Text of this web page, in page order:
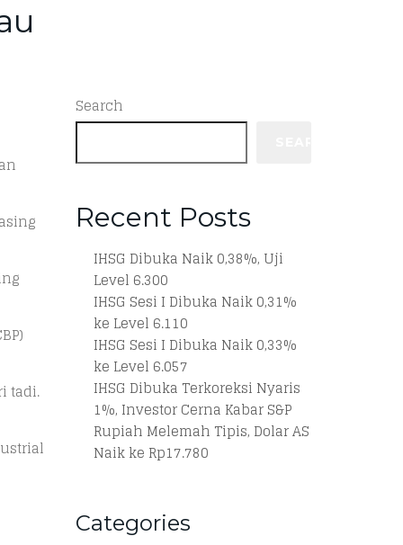
tadi.
Search
Recent Posts
IHSG Dibuka Naik 0,38%, Uji
Level 6.300
IHSG Sesi I Dibuka Naik 0,31%
ke Level 6.110
IHSG Sesi I Dibuka Naik 0,33%
ke Level 6.057
IHSG Dibuka Terkoreksi Nyaris
1%, Investor Cerna Kabar S&P
Rupiah Melemah Tipis, Dolar AS
Naik ke Rp17.780
Categories